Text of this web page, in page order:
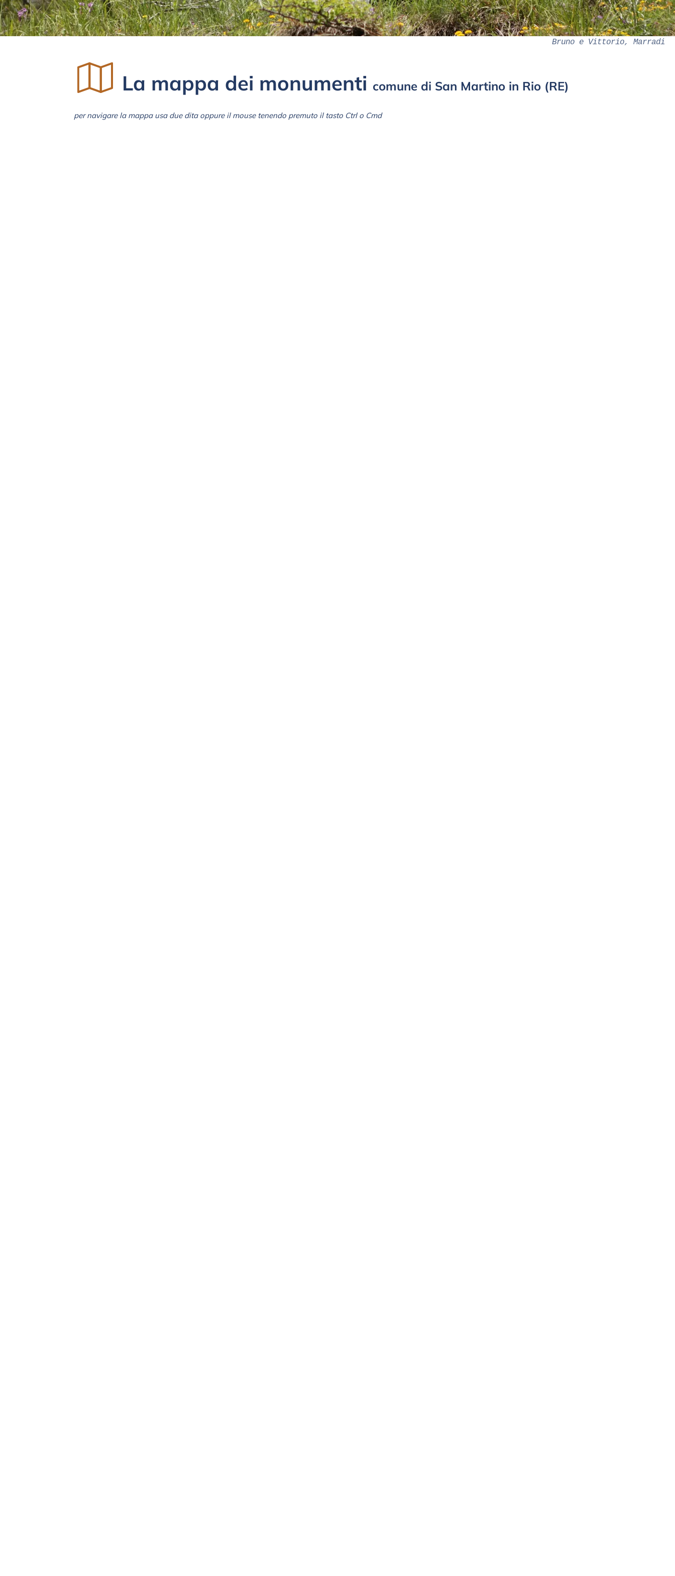
Bruno e Vittorio, Marradi
La mappa dei monumenti comune di San Martino in Rio (RE)
per navigare la mappa usa due dita oppure il mouse tenendo premuto il tasto Ctrl o Cmd